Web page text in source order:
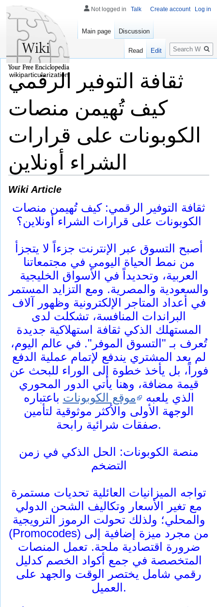
ثقافة التوفير الرقمي
كيف تُهيمن منصات
الكوبونات على قرارات
الشراء أونلاين
Wiki Article
ثقافة التوفير الرقمي: كيف تُهيمن منصات
الكوبونات على قرارات الشراء أونلاين؟
أصبح التسوق عبر الإنترنت جزءاً لا يتجزأ
من نمط الحياة اليومي في مجتمعاتنا
العربية، وتحديداً في الأسواق الخليجية
والسعودية والمصرية. ومع التزايد المستمر
في أعداد المتاجر الإلكترونية وظهور آلاف
البراندات المنافسة، تشكلت لدى
المستهلك الذكي ثقافة استهلاكية جديدة
تُعرف بـ "التسوق الموفر". في عالم اليوم،
لم يعد المشتري يندفع لإتمام عملية الدفع
فوراً، بل يأخذ خطوة إلى الوراء للبحث عن
قيمة مضافة، وهنا يأتي الدور المحوري
الذي يلعبه
موقع الكوبونات باعتباره
الوجهة الأولى والأكثر موثوقية لتأمين
صفقات شرائية رابحة.
منصة الكوبونات: الحل الذكي في زمن
التضخم
تواجه الميزانيات العائلية تحديات مستمرة
مع تغير الأسعار وتكاليف الشحن الدولي
والمحلي؛ ولذلك تحولت الرموز الترويجية
(Promocodes) من مجرد ميزة إضافية إلى
ضرورة اقتصادية ملحة. تعمل المنصات
المتخصصة في جمع أكواد الخصم كدليل
رقمي شامل يختصر الوقت والجهد على
العميل.
Not logged in Talk Create account Log in
Main page Discussion
Read Edit
Search
wikiparticularization